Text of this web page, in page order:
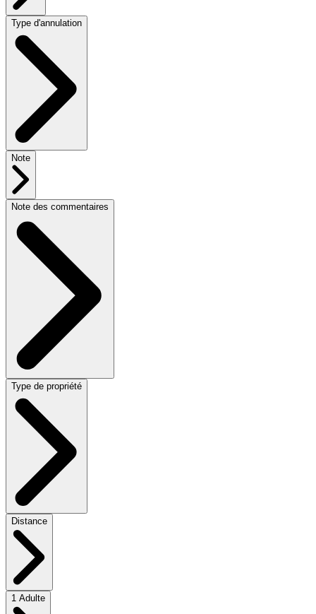
Type d'annulation
Note
Note des commentaires
Type de propriété
Distance
1 Adulte